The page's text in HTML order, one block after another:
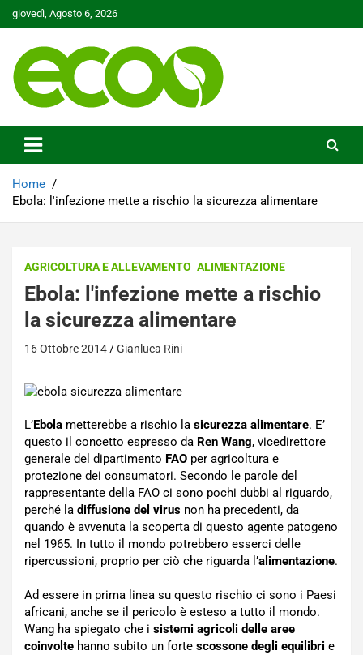
Skip
to
giovedì, Agosto 6, 2026
Ecoo.it
Home
Ebola: l'infezione mette a rischio la sicurezza alimentare
AGRICOLTURA E ALLEVAMENTO ALIMENTAZIONE
Ebola: l'infezione mette a rischio
la sicurezza alimentare
16 Ottobre 2014 Gianluca Rini
L’Ebola metterebbe a rischio la sicurezza alimentare. E’
questo il concetto espresso da Ren Wang, vicedirettore
generale del dipartimento FAO per agricoltura e
protezione dei consumatori. Secondo le parole del
rappresentante della FAO ci sono pochi dubbi al riguardo,
perché la diffusione del virus non ha precedenti, da
quando è avvenuta la scoperta di questo agente patogeno
nel 1965. In tutto il mondo potrebbero esserci delle
ripercussioni, proprio per ciò che riguarda l’alimentazione.
Ad essere in prima linea su questo rischio ci sono i Paesi
africani, anche se il pericolo è esteso a tutto il mondo.
Wang ha spiegato che i sistemi agricoli delle aree
coinvolte hanno subito un forte scossone degli equilibri e